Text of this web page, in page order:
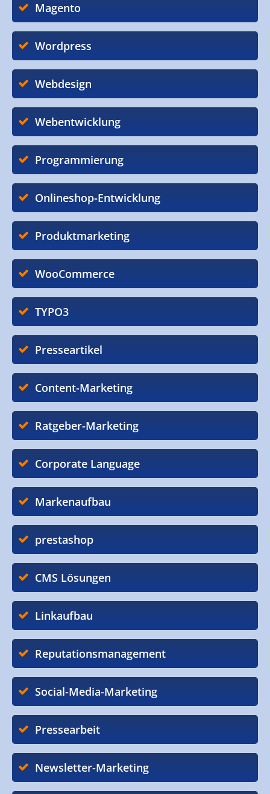
Magento
Wordpress
Webdesign
Webentwicklung
Programmierung
Onlineshop-Entwicklung
Produktmarketing
WooCommerce
TYPO3
Presseartikel
Content-Marketing
Ratgeber-Marketing
Corporate Language
Markenaufbau
prestashop
CMS Lösungen
Linkaufbau
Reputationsmanagement
Social-Media-Marketing
Pressearbeit
Newsletter-Marketing